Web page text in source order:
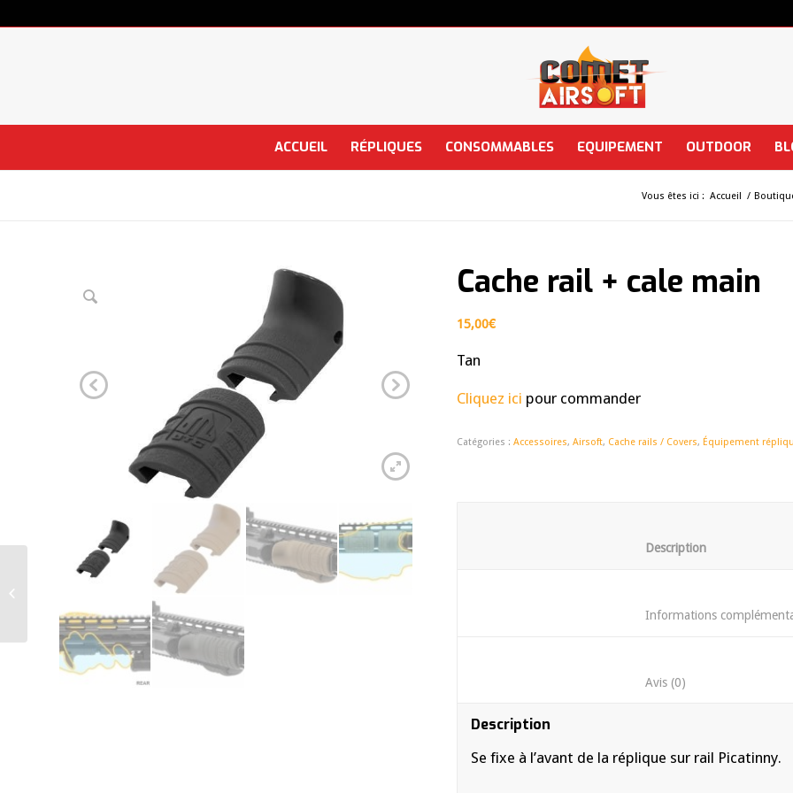
ACCUEIL RÉPLIQUES CONSOMMABLES EQUIPEMENT OUTDOOR
Vous êtes ici : Accueil /
Cache rail + cale main
15,00€
Tan
Cliquez ici pour commander
Catégories :Accessoires,Airsoft, Cache rails / Covers, Équipement
Description
Se fixe à l’avant de la réplique sur rail Picatinny.